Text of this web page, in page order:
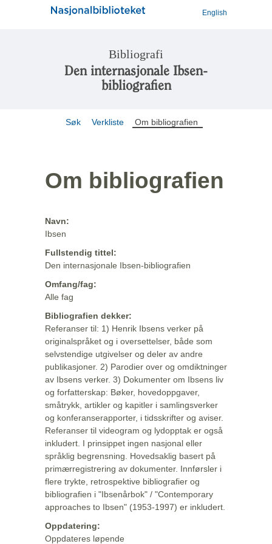
English
Bibliografi
Den internasjonale Ibsen-
bibliografien
Søk Verkliste Om bibliografien
Om bibliografien
Navn:
Ibsen
Fullstendig tittel:
Den internasjonale Ibsen-bibliografien
Omfang/fag:
Alle fag
Bibliografien dekker:
Referanser til: 1) Henrik Ibsens verker på
originalspråket og i oversettelser, både som
selvstendige utgivelser og deler av andre
publikasjoner. 2) Parodier over og omdiktninger
av Ibsens verker. 3) Dokumenter om Ibsens liv
og forfatterskap: Bøker, hovedoppgaver,
småtrykk, artikler og kapitler i samlingsverker
og konferanserapporter, i tidsskrifter og aviser.
Referanser til videogram og lydopptak er også
inkludert. I prinsippet ingen nasjonal eller
språklig begrensning. Hovedsaklig basert på
primærregistrering av dokumenter. Innførsler i
flere trykte, retrospektive bibliografier og
bibliografien i "Ibsenårbok" / "Contemporary
approaches to Ibsen" (1953-1997) er inkludert.
Oppdatering:
Oppdateres løpende